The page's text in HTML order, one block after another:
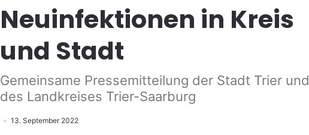
Neuinfektionen in Kreis
und Stadt
Gemeinsame Pressemitteilung der Stadt Trier und
des Landkreises Trier-Saarburg
13. September 2022